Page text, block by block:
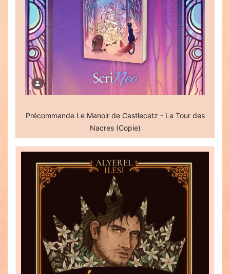
Précommande Le Manoir de Castlecatz - La Tour des
Nacres (Copie)